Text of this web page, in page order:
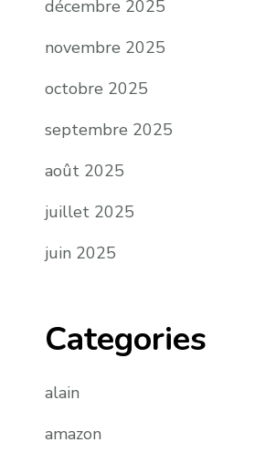
décembre 2025
novembre 2025
octobre 2025
septembre 2025
août 2025
juillet 2025
juin 2025
Categories
alain
amazon